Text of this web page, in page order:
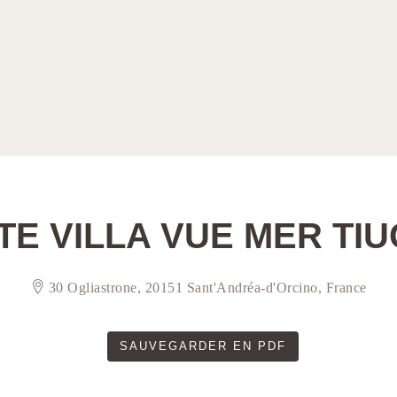
VILLA VUE MER
30 Ogliastrone, 20151 Sant'Andréa-d'Orcino, France
SAUVEGARDER EN PDF